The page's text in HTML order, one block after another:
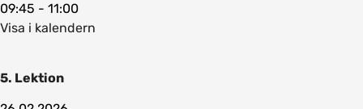
09:45 - 11:00
Visa i kalendern
5. Lektion